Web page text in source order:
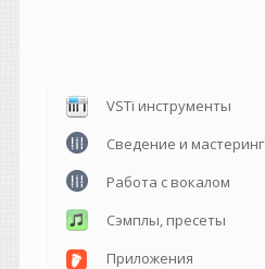
VSTi инструменты
Сведение и мастеринг
Работа с вокалом
Сэмплы, пресеты
Приложения